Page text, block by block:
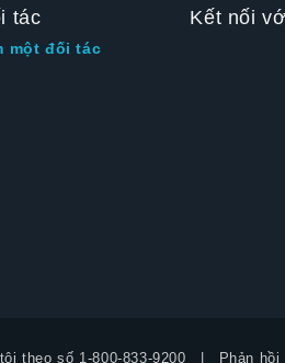
tác
một đối tác
Kết nối
theo số 1-800-833-9200 Phản hồi